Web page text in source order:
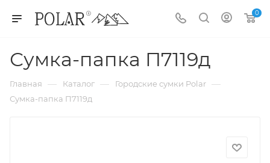
0
Сумка-папка П7119д
Главная — Каталог — Городские сумки Polar —
Сумка-папка П7119д